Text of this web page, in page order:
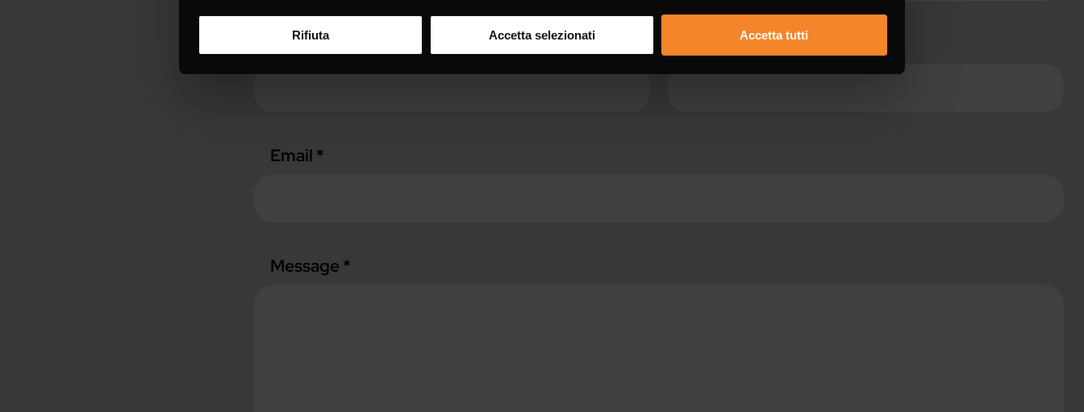
Rifiuta Accetta selezionati Accetta tutti
Company
Email *
Message *